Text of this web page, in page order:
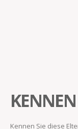
KENNEN
Kennen Sie diese